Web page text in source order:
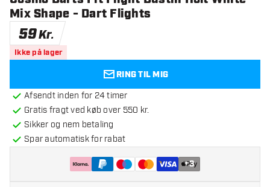
Mix Shape - Dart Flights
59Kr.
Ikke på lager
RING TIL MIG
Afsendt inden for 24 timer
Gratis fragt ved køb over 550 kr.
Sikker og nem betaling
Spar automatisk for rabat
+3